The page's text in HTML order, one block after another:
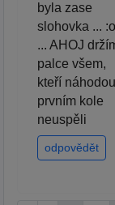
byla zase
slohovka ...
... AHOJ
palce všem,
kteří
prvním kole
neuspěli
odpovědět